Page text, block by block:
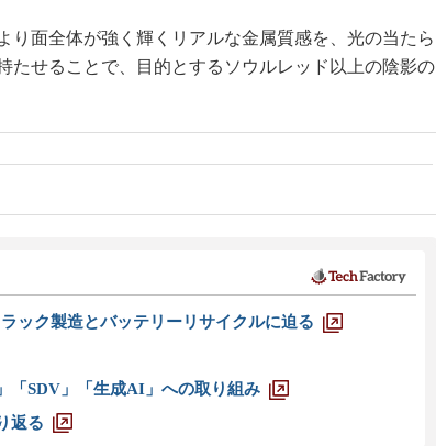
面全体が強く輝くリアルな金属質感を、光の当たら
たせることで、目的とするソウルレッド以上の陰影の
ック製造とバッテリーリサイクルに迫る
「SDV」「生成AI」への取り組み
返る